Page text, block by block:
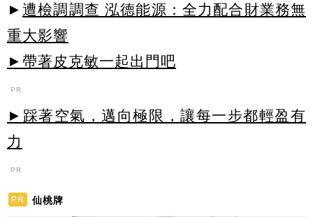
► 遭檢調調查 泓德能源：全力配合財業務無
重大影響
►帶著皮克敏一起出門吧
PR
►踩著空氣，邁向極限，讓每一步都輕盈有
力
PR
PR 仙桃牌